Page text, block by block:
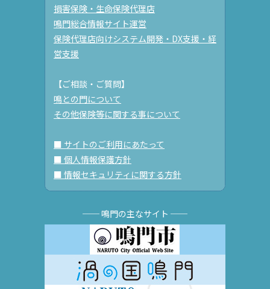
損害保険・生命保険代理店
鳴門総合情報サイト運営
保険代理店向けシステム開発・DX支援・経
営支援
【ご相談・ご質問】
鳴との門について
その他保険等に関する事について
■ サイトのご利用にあたって
■ 個人情報保護方針
■ 情報セキュリティに関する方針
── 鳴門の主なサイト ──